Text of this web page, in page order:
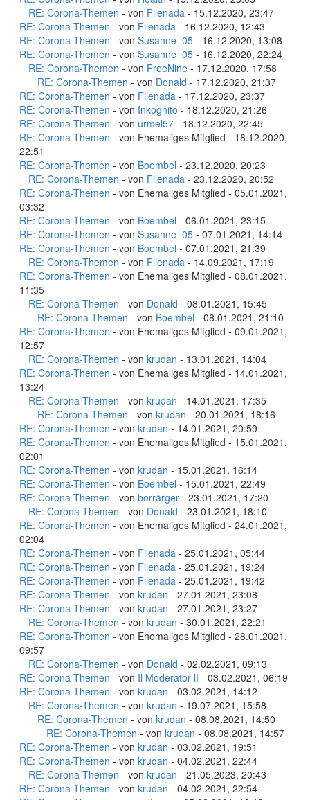
RE: Corona-Themen - von Filenada - 15.12.2020, 23:47
RE: Corona-Themen - von Filenada - 16.12.2020, 12:43
RE: Corona-Themen - von Susanne_05 - 16.12.2020, 13:08
RE: Corona-Themen - von Susanne_05 - 16.12.2020, 22:24
RE: Corona-Themen - von FreeNine - 17.12.2020, 17:58
RE: Corona-Themen - von Donald - 17.12.2020, 21:37
RE: Corona-Themen - von Filenada - 17.12.2020, 23:37
RE: Corona-Themen - von Inkognito - 18.12.2020, 21:26
RE: Corona-Themen - von urmel57 - 18.12.2020, 22:45
RE: Corona-Themen - von Ehemaliges Mitglied - 18.12.2020,
22:51
RE: Corona-Themen - von Boembel - 23.12.2020, 20:23
RE: Corona-Themen - von Filenada - 23.12.2020, 20:52
RE: Corona-Themen - von Ehemaliges Mitglied - 05.01.2021,
03:32
RE: Corona-Themen - von Boembel - 06.01.2021, 23:15
RE: Corona-Themen - von Susanne_05 - 07.01.2021, 14:14
RE: Corona-Themen - von Boembel - 07.01.2021, 21:39
RE: Corona-Themen - von Filenada - 14.09.2021, 17:19
RE: Corona-Themen - von Ehemaliges Mitglied - 08.01.2021,
11:35
RE: Corona-Themen - von Donald - 08.01.2021, 15:45
RE: Corona-Themen - von Boembel - 08.01.2021, 21:10
RE: Corona-Themen - von Ehemaliges Mitglied - 09.01.2021,
12:57
RE: Corona-Themen - von krudan - 13.01.2021, 14:04
RE: Corona-Themen - von Ehemaliges Mitglied - 14.01.2021,
13:24
RE: Corona-Themen - von krudan - 14.01.2021, 17:35
RE: Corona-Themen - von krudan - 20.01.2021, 18:16
RE: Corona-Themen - von krudan - 14.01.2021, 20:59
RE: Corona-Themen - von Ehemaliges Mitglied - 15.01.2021,
02:01
RE: Corona-Themen - von krudan - 15.01.2021, 16:14
RE: Corona-Themen - von Boembel - 15.01.2021, 22:49
RE: Corona-Themen - von borrärger - 23.01.2021, 17:20
RE: Corona-Themen - von Donald - 23.01.2021, 18:10
RE: Corona-Themen - von Ehemaliges Mitglied - 24.01.2021,
02:04
RE: Corona-Themen - von Filenada - 25.01.2021, 05:44
RE: Corona-Themen - von Filenada - 25.01.2021, 19:24
RE: Corona-Themen - von Filenada - 25.01.2021, 19:42
RE: Corona-Themen - von krudan - 27.01.2021, 23:08
RE: Corona-Themen - von krudan - 27.01.2021, 23:27
RE: Corona-Themen - von krudan - 30.01.2021, 22:21
RE: Corona-Themen - von Ehemaliges Mitglied - 28.01.2021,
09:57
RE: Corona-Themen - von Donald - 02.02.2021, 09:13
RE: Corona-Themen - von Il Moderator lI - 03.02.2021, 06:19
RE: Corona-Themen - von krudan - 03.02.2021, 14:12
RE: Corona-Themen - von krudan - 19.07.2021, 15:58
RE: Corona-Themen - von krudan - 08.08.2021, 14:50
RE: Corona-Themen - von krudan - 08.08.2021, 14:57
RE: Corona-Themen - von krudan - 03.02.2021, 19:51
RE: Corona-Themen - von krudan - 04.02.2021, 22:44
RE: Corona-Themen - von krudan - 21.05.2023, 20:43
RE: Corona-Themen - von krudan - 04.02.2021, 22:54